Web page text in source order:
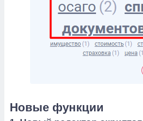
Новые функции